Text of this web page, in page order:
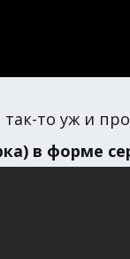
то уж и
в форме